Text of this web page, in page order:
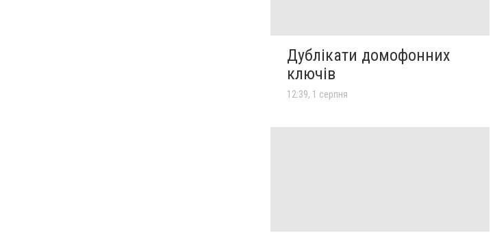
Дублікати домофонних
ключів
12:39, 1 серпня